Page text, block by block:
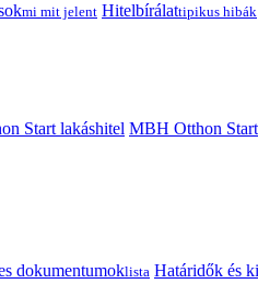
mi mit jelent Hitelbírálattipikus hibák
Start lakáshitel MBH Otthon
dokumentumoklista Határidők és